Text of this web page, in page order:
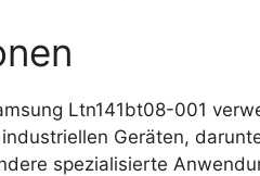
Ltn141bt08-001
Geräten,
spezialisierte